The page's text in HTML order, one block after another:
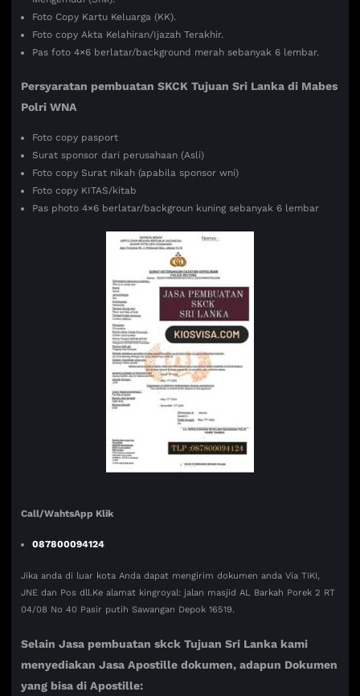
Foto Copy Kartu Keluarga (KK).
Foto copy Akta Kelahiran/Ijazah Terakhir.
Pas foto 4×6 berlatar/background merah sebanyak 6 lembar.
Persyaratan pembuatan SKCK TujuanSri Lanka di Mabes
Polri WNA
Foto copy pasport
Surat sponsor dari perusahaan (Asli)
Foto copy Surat nikah (apabila sponsor wni)
Foto copy KITAS/kitab
Pas photo 4×6 berlatar/backgroun kuning sebanyak 6 lembar
Call/WahtsApp Klik
087800094124
Jika anda di luar kota Anda dapat mengirim dokumen anda Via TIKI,
JNE dan Pos dll.Ke alamat kingroyal: jalan masjid AL Barkah Porek 2 RT
04/08 No 40 Pasir putih Sawangan Depok 16519.
Selain Jasa pembuatan skck Tujuan Sri Lanka kami
menyediakan Jasa Apostille dokumen, adapun Dokumen
yang bisa di Apostille: